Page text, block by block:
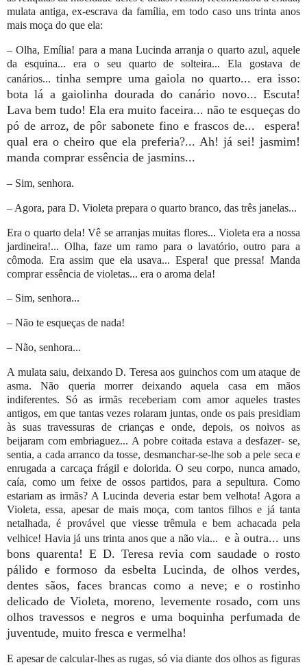
mulata antiga, ex-escrava da família, em todo caso uns trinta anos
mais moça do que ela:
– Olha, Emília! para a mana Lucinda arranja o quarto azul, aquele
da esquina... era o seu quarto de solteira... Ela gostava de
canários... tinha sempre uma gaiola no quarto... era isso:
bota lá a gaiolinha dourada do canário novo... Escuta!
Lava bem tudo! Ela era muito faceira... não te esqueças do
pó de arroz, de pôr sabonete fino e frascos de... espera!
qual era o cheiro que ela preferia?... Ah! já sei! jasmim!
manda comprar essência de jasmins...
– Sim, senhora.
– Agora, para D. Violeta prepara o quarto branco, das três janelas...
Era o quarto dela! Vê se arranjas muitas flores... Violeta era a nossa
jardineira!... Olha, faze um ramo para o lavatório, outro para a
cômoda. Era assim que ela usava... Espera! que pressa! Manda
comprar essência de violetas... era o aroma dela!
– Sim, senhora...
– Não te esqueças de nada!
– Não, senhora...
A mulata saiu, deixando D. Teresa aos guinchos com um ataque de
asma. Não queria morrer deixando aquela casa em mãos
indiferentes. Só as irmãs receberiam com amor aqueles trastes
antigos, em que tantas vezes rolaram juntas, onde os pais presidiam
às suas travessuras de crianças e onde, depois, os noivos as
beijaram com embriaguez... A pobre coitada estava a desfazer- se,
sentia, a cada arranco da tosse, desmanchar-se-lhe sob a pele seca e
enrugada a carcaça frágil e dolorida. O seu corpo, nunca amado,
caía, como um feixe de ossos partidos, para a sepultura. Como
estariam as irmãs? A Lucinda deveria estar bem velhota! Agora a
Violeta, essa, apesar de mais moça, com tantos filhos e já tanta
netalhada, é provável que viesse trêmula e bem achacada pela
velhice! Havia já uns trinta anos que a não via... e à outra... uns
bons quarenta! E D. Teresa revia com saudade o rosto
pálido e formoso da esbelta Lucinda, de olhos verdes,
dentes sãos, faces brancas como a neve; e o rostinho
delicado de Violeta, moreno, levemente rosado, com uns
olhos travessos e negros e uma boquinha perfumada de
juventude, muito fresca e vermelha!
E apesar de calcular-lhes as rugas, só via diante dos olhos as figuras